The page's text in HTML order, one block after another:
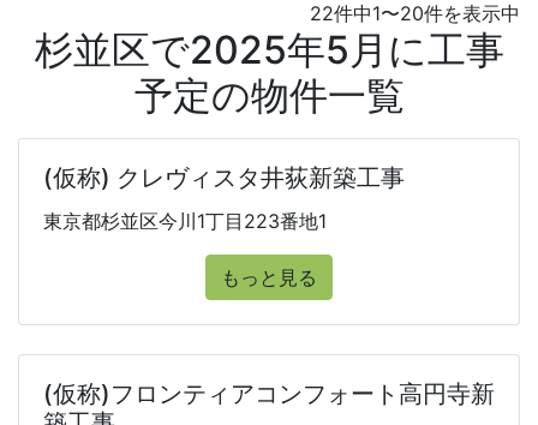
22件中1〜20件を表示中
杉並区で2025年5月に工事
予定の物件一覧
(仮称) クレヴィスタ井荻新築工事
東京都杉並区今川1丁目223番地1
もっと見る
(仮称)フロンティアコンフォート高円寺新